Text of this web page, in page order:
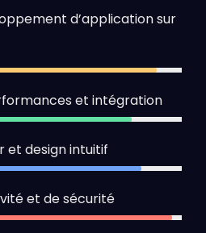
d’application sur
92%
et intégration
84%
et design intuitif
87%
et de sécurité
97%